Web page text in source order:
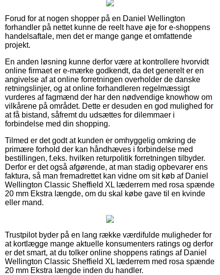
Forud for at nogen shopper på en Daniel Wellington
forhandler på nettet kunne de reelt have øje for e-shoppens
handelsaftale, men det er mange gange et omfattende
projekt.
En anden løsning kunne derfor være at kontrollere hvorvidt
online firmaet er e-mærke godkendt, da det generelt er en
angivelse af at online forretningen overholder de danske
retningslinjer, og at online forhandleren regelmæssigt
vurderes af fagmænd der har den nødvendige knowhow om
vilkårene på området. Dette er desuden en god mulighed for
at få bistand, såfremt du udsættes for dilemmaer i
forbindelse med din shopping.
Tilmed er det godt at kunden er omhyggelig omkring de
primære forhold der kan håndhæves i forbindelse med
bestillingen, f.eks. hvilken returpolitik forretningen tilbyder.
Derfor er det også afgørende, at man stadig opbevarer ens
faktura, så man fremadrettet kan vidne om sit køb af Daniel
Wellington Classic Sheffield XL læderrem med rosa spænde
20 mm Ekstra længde, om du skal købe gave til en kvinde
eller mand.
Trustpilot byder på en lang række værdifulde muligheder for
at kortlægge mange aktuelle konsumenters ratings og derfor
er det smart, at du tolker online shoppens ratings af Daniel
Wellington Classic Sheffield XL læderrem med rosa spænde
20 mm Ekstra længde inden du handler.